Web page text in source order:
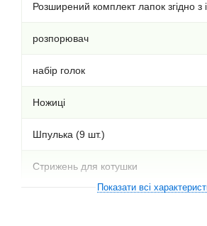
Розширений комплект лапок згідно з
розпорювач
набір голок
Ножиці
Шпулька (9 шт.)
Стрижень для котушки
Показати всі